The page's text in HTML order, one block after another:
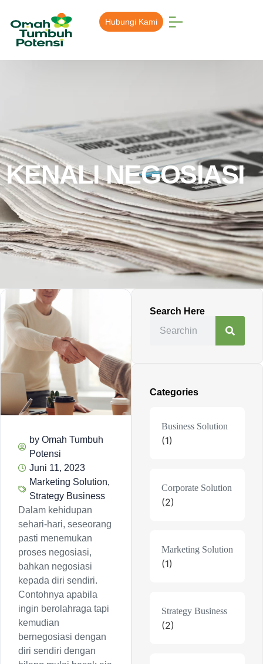
Hubungi Kami
KENALI NEGOSIASI
by Omah Tumbuh
Potensi
Juni 11, 2023
Marketing Solution,
Strategy Business
Dalam kehidupan
sehari-hari, seseorang
pasti menemukan
proses negosiasi,
bahkan negosiasi
kepada diri sendiri.
Contohnya apabila
ingin berolahraga tapi
kemudian
bernegosiasi dengan
diri sendiri dengan
Search Here
Categories
Business Solution
(1)
Corporate Solution
(2)
Marketing Solution
(1)
Strategy Business
(2)